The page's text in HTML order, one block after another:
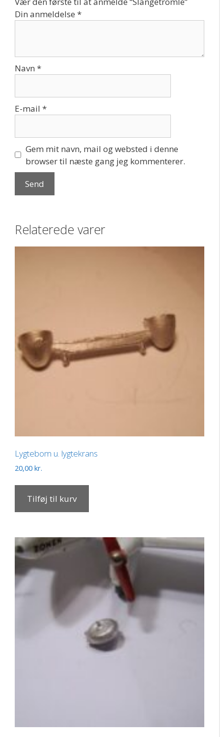
Din anmeldelse *
Navn *
E-mail *
Gem mit navn, mail og websted i denne
browser til næste gang jeg kommenterer.
Relaterede varer
Lygtebom u. lygtekrans
20,00 kr.
Tilføj til kurv